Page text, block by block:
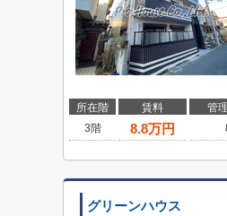
所在階 賃料
管
3階
8.8万円
グリーンハウス